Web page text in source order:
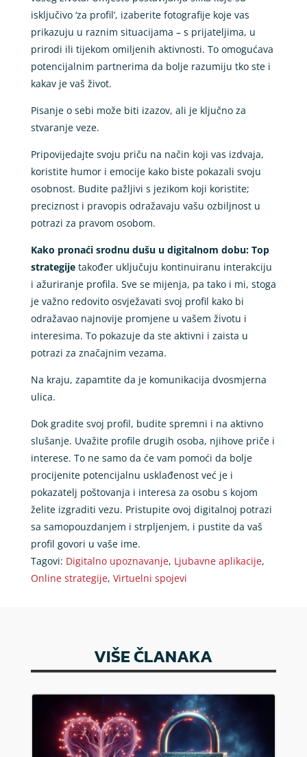
isključivo ‘za profil’, izaberite fotografije koje vas
prikazuju u raznim situacijama – s prijateljima, u
prirodi ili tijekom omiljenih aktivnosti. To omogućava
potencijalnim partnerima da bolje razumiju tko ste i
kakav je vaš život.
Pisanje o sebi može biti izazov, ali je ključno za
stvaranje veze.
Pripovijedajte svoju priču na način koji vas izdvaja,
koristite humor i emocije kako biste pokazali svoju
osobnost. Budite pažljivi s jezikom koji koristite;
preciznost i pravopis odražavaju vašu ozbiljnost u
potrazi za pravom osobom.
Kako pronaći srodnu dušu u digitalnom dobu: Top
strategijetakođer uključuju kontinuiranu interakciju
i ažuriranje profila. Sve se mijenja, pa tako i mi, stoga
je važno redovito osvježavati svoj profil kako bi
odražavao najnovije promjene u vašem životu i
interesima. To pokazuje da ste aktivni i zaista u
potrazi za značajnim vezama.
Na kraju, zapamtite da je komunikacija dvosmjerna
ulica.
Dok gradite svoj profil, budite spremni i na aktivno
slušanje. Uvažite profile drugih osoba, njihove priče i
interese. To ne samo da će vam pomoći da bolje
procijenite potencijalnu usklađenost već je i
pokazatelj poštovanja i interesa za osobu s kojom
želite izgraditi vezu. Pristupite ovoj digitalnoj potrazi
sa samopouzdanjem i strpljenjem, i pustite da vaš
profil govori u vaše ime.
Tagovi: Digitalno upoznavanje, Ljubavne aplikacije,
Online strategije, Virtuelni spojevi
VIŠE ČLANAKA